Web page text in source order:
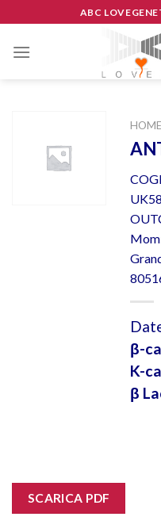
to
content
ABC
HOME
β-
K-
β
SCARICA PDF